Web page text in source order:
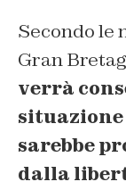
Secondo le
Gran
verrà
situazione
sarebbe
dalla